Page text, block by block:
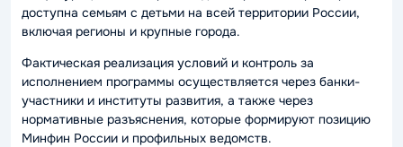
доступна семьям с детьми на всей территории России,
включая регионы и крупные города.
Фактическая реализация условий и контроль за
исполнением программы осуществляется через банки-
участники и институты развития, а также через
нормативные разъяснения, которые формируют позицию
Минфин России и профильных ведомств.